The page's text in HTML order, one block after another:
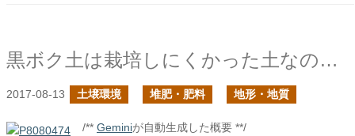
黒ボク土は栽培しにくかった土なのか？前編
2017-08-13 土壌環境 堆肥・肥料 地形・地質
/** Geminiが自動生成した概要 **/